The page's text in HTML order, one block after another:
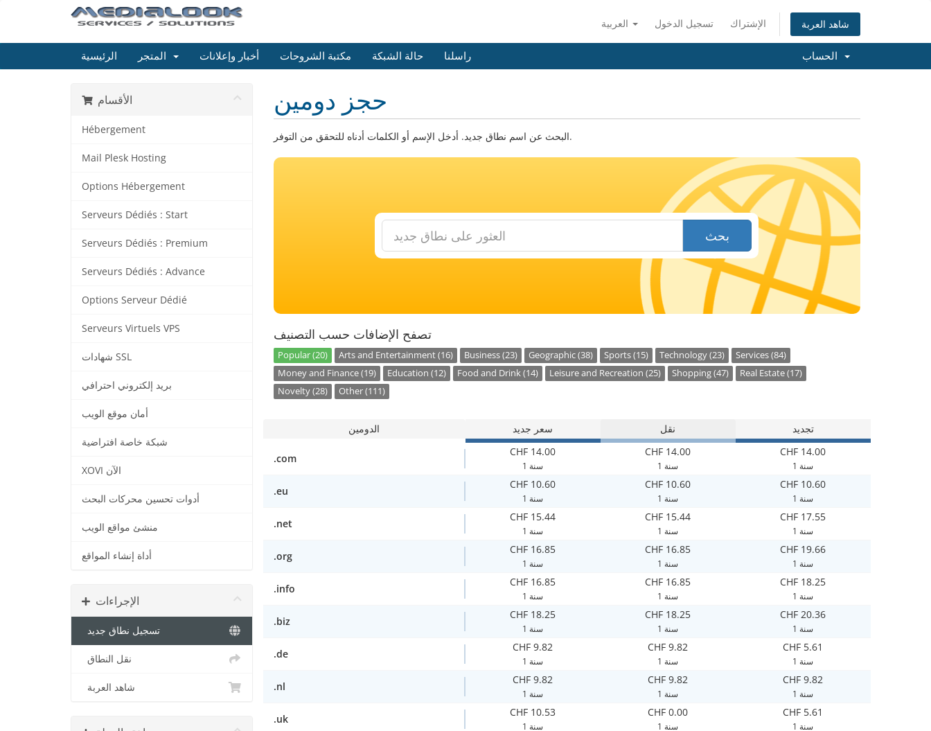
تسجيل الدخول الإشتراك شاهد العربة
الرئيسية أخبار وإعلانات مكتبة الشروحات حالة الشبكة راسلنا
الأقسام
Hébergement
Mail Plesk Hosting
Options Hébergement
Serveurs Dédiés : Start
Serveurs Dédiés : Premium
Serveurs Dédiés : Advance
Options Serveur Dédié
Serveurs Virtuels VPS
شهادات SSL
بريد إلكتروني احترافي
أمان موقع الويب
شبكة خاصة افتراضية
XOVI الآن
أدوات تحسين محركات البحث
منشئ مواقع الويب
أداة إنشاء المواقع
الإجراءات
تسجيل نطاق جديد
نقل النطاق
شاهد العربة
حجز دومين
البحث عن اسم نطاق جديد. أدخل الإسم أو الكلمات أدناه للتحقق من التوفر.
بحث
تصفح الإضافات حسب التصنيف
Popular (20) Arts and Entertainment (16) Business (23) Geographic (38) Sports (15) Technology (23)
Services (84)
Money and Finance (19)
Education (12) Food and Drink (14) Leisure and Recreation (25) Shopping (47)
Real Estate (17)
Novelty (28)
Other (111)
الدومين سعر جديد نقل تجديد
.com
CHF 14.00
1 سنة
CHF 14.00
1 سنة
CHF 14.00
1 سنة
.eu
CHF 10.60
1 سنة
CHF 10.60
1 سنة
CHF 10.60
1 سنة
.net
CHF 15.44
1 سنة
CHF 15.44
1 سنة
CHF 17.55
1 سنة
.org
CHF 16.85
1 سنة
CHF 16.85
1 سنة
CHF 19.66
1 سنة
.info
CHF 16.85
1 سنة
CHF 16.85
1 سنة
CHF 18.25
1 سنة
.biz
CHF 18.25
1 سنة
CHF 18.25
1 سنة
CHF 20.36
1 سنة
.de
CHF 9.82
1 سنة
CHF 9.82
1 سنة
CHF 5.61
1 سنة
.nl
CHF 9.82
1 سنة
CHF 9.82
1 سنة
CHF 9.82
1 سنة
.uk
CHF 10.53
1 سنة
CHF 0.00
1 سنة
CHF 5.61
1 سنة